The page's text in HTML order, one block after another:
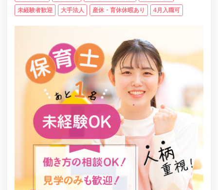
未経験者歓迎 大手法人 産休・育休休暇あり 4月入職可